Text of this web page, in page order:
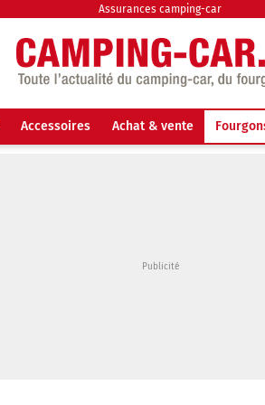
Assurances camping-car
Accessoires Achat & vente